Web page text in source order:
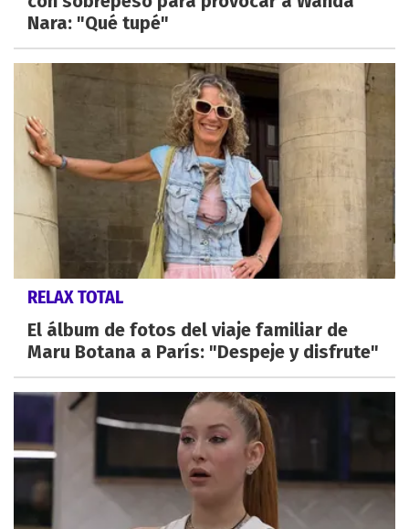
Nara: "Qué tupé"
RELAX TOTAL
El álbum de fotos del viaje familiar de
Maru Botana a París: "Despeje y disfrute"